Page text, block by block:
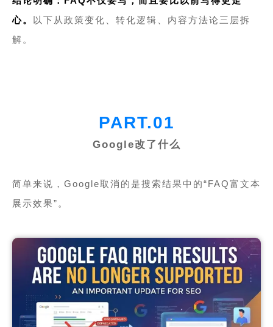
心。
以下从政策变化、转化逻辑、内容方法论三层拆
解。
PART.01
Google改了什么
简单来说，Google取消的是搜索结果中的“FAQ富文本
展示效果”。